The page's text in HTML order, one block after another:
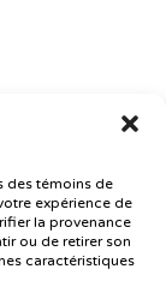
des témoins de
expérience de
la provenance
ou de retirer son
caractéristiques